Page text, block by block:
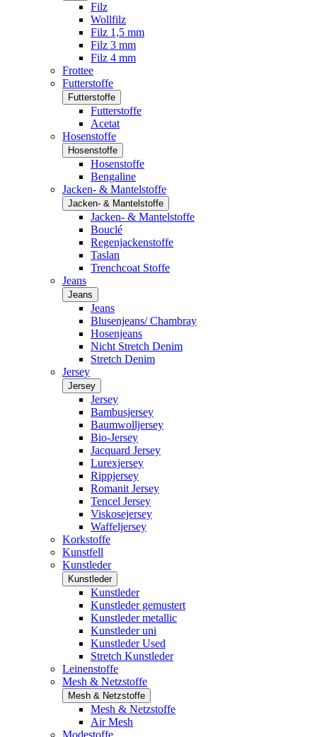
Filz
Wollfilz
Filz 1,5 mm
Filz 3 mm
Filz 4 mm
Frottee
Futterstoffe
Futterstoffe
Futterstoffe
Acetat
Hosenstoffe
Hosenstoffe
Hosenstoffe
Bengaline
Jacken- & Mantelstoffe
Jacken- & Mantelstoffe
Jacken- & Mantelstoffe
Bouclé
Regenjackenstoffe
Taslan
Trenchcoat Stoffe
Jeans
Jeans
Jeans
Blusenjeans/ Chambray
Hosenjeans
Nicht Stretch Denim
Stretch Denim
Jersey
Jersey
Jersey
Bambusjersey
Baumwolljersey
Bio-Jersey
Jacquard Jersey
Lurexjersey
Rippjersey
Romanit Jersey
Tencel Jersey
Viskosejersey
Waffeljersey
Korkstoffe
Kunstfell
Kunstleder
Kunstleder
Kunstleder
Kunstleder gemustert
Kunstleder metallic
Kunstleder uni
Kunstleder Used
Stretch Kunstleder
Leinenstoffe
Mesh & Netzstoffe
Mesh & Netzstoffe
Mesh & Netzstoffe
Air Mesh
Modestoffe